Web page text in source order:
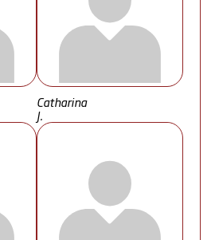
Catharina
J.